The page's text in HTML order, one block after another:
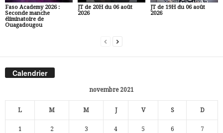
Faso Academy 2026 :
Seconde manche
éliminatoire de
Ouagadougou
JT de 20H du 06 août
2026
JT de 19H du 06 août
2026
Calendrier
novembre 2021
L M M J V S D
1 2 3 4 5 6 7